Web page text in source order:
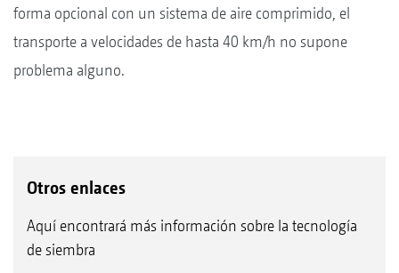
forma opcional con un sistema de aire comprimido, el
transporte a velocidades de hasta 40 km/h no supone
problema alguno.
Otros enlaces
Aquí encontrará más información sobre la tecnología
de siembra